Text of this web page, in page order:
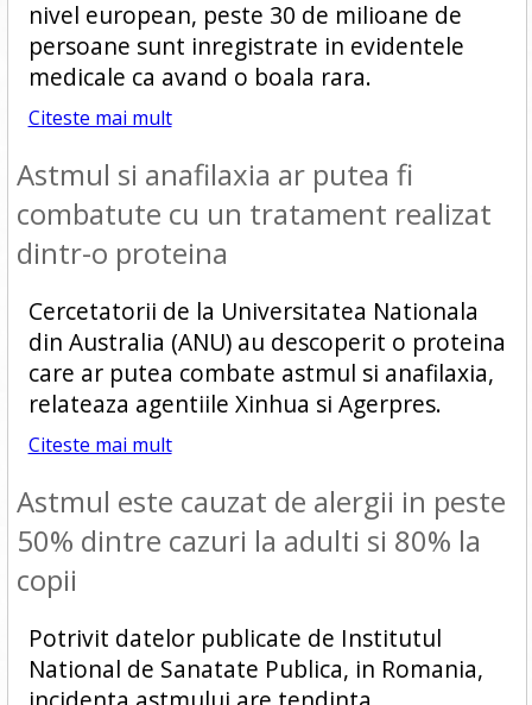
nivel european, peste 30 de milioane de
persoane sunt inregistrate in evidentele
medicale ca avand o boala rara.
Citeste mai mult
Astmul si anafilaxia ar putea fi
combatute cu un tratament realizat
dintr-o proteina
Cercetatorii de la Universitatea Nationala
din Australia (ANU) au descoperit o proteina
care ar putea combate astmul si anafilaxia,
relateaza agentiile Xinhua si Agerpres.
Citeste mai mult
Astmul este cauzat de alergii in peste
50% dintre cazuri la adulti si 80% la
copii
Potrivit datelor publicate de Institutul
National de Sanatate Publica, in Romania,